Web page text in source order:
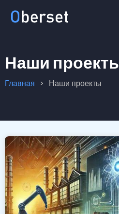
Наши
Строка
Главная Наши проекты